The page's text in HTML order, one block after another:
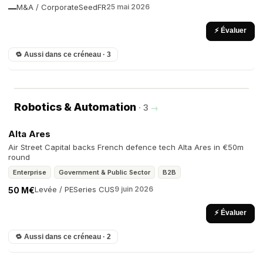
M&A / Corporate
— SeedFR25 mai 2026
⚡ Évaluer
🔁 Aussi dans ce créneau · 3
Robotics & Automation · 3 →
Alta Ares
Air Street Capital backs French defence tech Alta Ares in €50m
round
Enterprise Government & Public Sector B2B
Levée / PE
50 M€ Series CUS9 juin 2026
⚡ Évaluer
🔁 Aussi dans ce créneau · 2